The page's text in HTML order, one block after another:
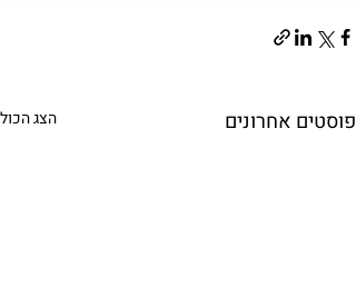
פוסטים אחרונים הצג הכול